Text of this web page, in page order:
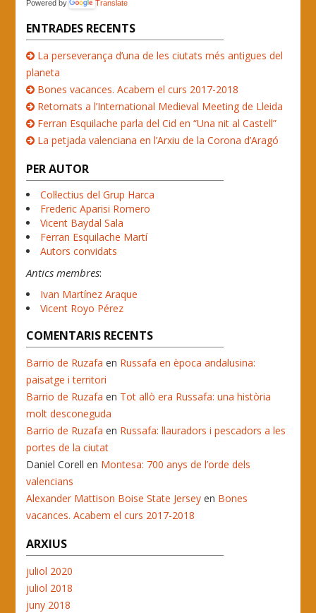
Powered by Translate
ENTRADES RECENTS
La perseverança d’una de les ciutats més antigues del
planeta
Bones vacances. Acabem el curs 2017-2018
Retornats a l’International Medieval Meeting de Lleida
Ferran Esquilache parla del Cid en “Una nit al Castell”
La petjada valenciana en l’Arxiu de la Corona d’Aragó
PER AUTOR
Col·lectius del Grup Harca
Frederic Aparisi Romero
Vicent Baydal Sala
Ferran Esquilache Martí
Autors convidats
Antics membres:
Ivan Martínez Araque
Vicent Royo Pérez
COMENTARIS RECENTS
Barrio de Ruzafa en Russafa en època andalusina:
paisatge i territori
Barrio de Ruzafa en Tot allò era Russafa: una història
molt desconeguda
Barrio de Ruzafa en Russafa: llauradors i pescadors a les
portes de la ciutat
Daniel Corell en Montesa: 700 anys de l’orde dels
valencians
Alexander Mattison Boise State Jersey en Bones
vacances. Acabem el curs 2017-2018
ARXIUS
juliol 2020
juliol 2018
juny 2018